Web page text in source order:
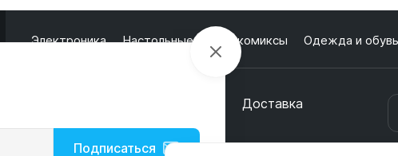
В корзину
Электроника Настольные игры и комиксы Одежда и обувь
Доставка
Подписаться